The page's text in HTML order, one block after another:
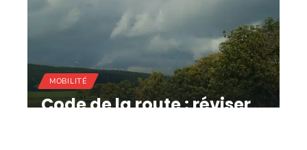
MOBILITÉ
Code de la route : réviser